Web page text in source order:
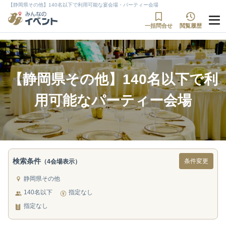
【静岡県その他】140名以下で利用可能な宴会場・パーティー会場
一括問合せ 閲覧履歴
【静岡県その他】140名以下で利
用可能なパーティー会場
検索条件 （4会場表示） 条件変更
静岡県その他
140名以下
指定なし
指定なし